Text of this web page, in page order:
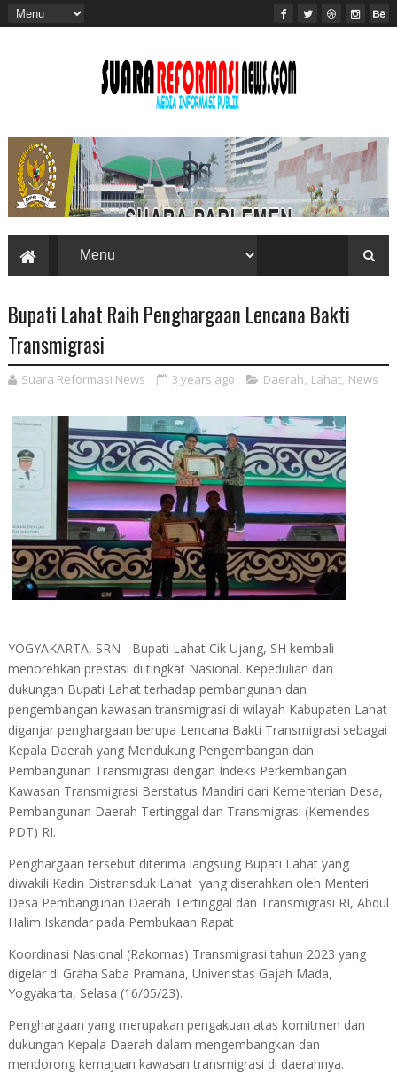
Bupati Lahat Raih Penghargaan Lencana Bakti
Transmigrasi
Suara Reformasi News 3 years ago Daerah, Lahat, News
YOGYAKARTA, SRN - Bupati Lahat Cik Ujang, SH kembali
menorehkan prestasi di tingkat Nasional. Kepedulian dan
dukungan Bupati Lahat terhadap pembangunan dan
pengembangan kawasan transmigrasi di wilayah Kabupaten Lahat
diganjar penghargaan berupa Lencana Bakti Transmigrasi sebagai
Kepala Daerah yang Mendukung Pengembangan dan
Pembangunan Transmigrasi dengan Indeks Perkembangan
Kawasan Transmigrasi Berstatus Mandiri dari Kementerian Desa,
Pembangunan Daerah Tertinggal dan Transmigrasi (Kemendes
PDT) RI.
Penghargaan tersebut diterima langsung Bupati Lahat yang
diwakili Kadin Distransduk Lahat yang diserahkan oleh Menteri
Desa Pembangunan Daerah Tertinggal dan Transmigrasi RI, Abdul
Halim Iskandar pada Pembukaan Rapat
Koordinasi Nasional (Rakornas) Transmigrasi tahun 2023 yang
digelar di Graha Saba Pramana, Univeristas Gajah Mada,
Yogyakarta, Selasa (16/05/23).
Penghargaan yang merupakan pengakuan atas komitmen dan
dukungan Kepala Daerah dalam mengembangkan dan
mendorong kemajuan kawasan transmigrasi di daerahnya.